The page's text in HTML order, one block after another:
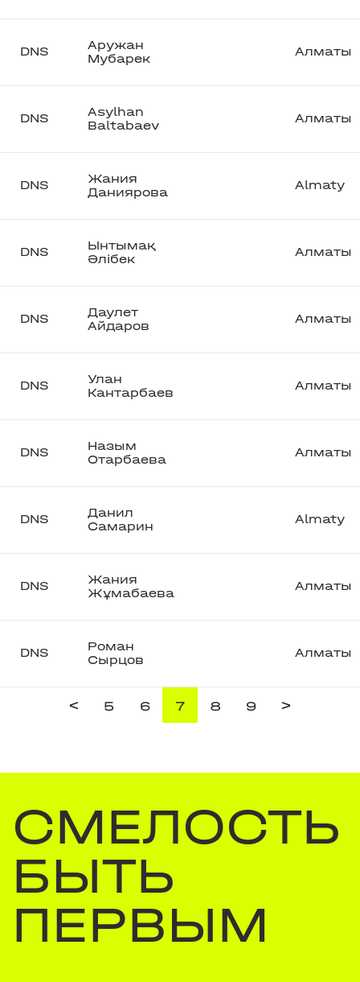
DNS
Аружан
Мубарек
Алматы
DNS
Asylhan
Baltabaev
Алматы
DNS
Жания
Даниярова
Almaty
DNS
Ынтымақ
Әлібек
Алматы
DNS
Даулет
Айдаров
Алматы
DNS
Улан
Кантарбаев
Алматы
DNS
Назым
Отарбаева
Алматы
DNS
Данил
Самарин
Almaty
DNS
Жания
Жұмабаева
Алматы
DNS
Роман
Сырцов
Алматы
< 5 6 7 8 9 >
СМЕЛОСТЬ
БЫТЬ
ПЕРВЫМ